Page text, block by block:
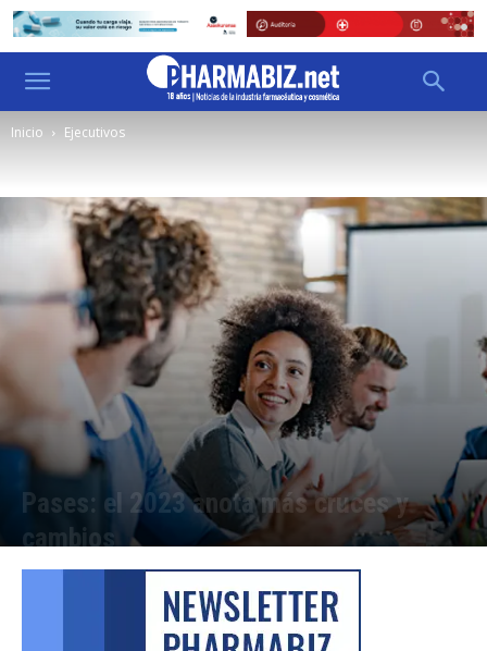
Inicio Ejecutivos
Pases: el 2023 anota más cruces y
cambios
Por Laura Ponasso - 16/02/2023 18:00